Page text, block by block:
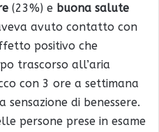
(23%) e buona salute
avuto contatto con
positivo che
trascorso all’aria
con 3 ore a settimana
di benessere.
persone prese in esame